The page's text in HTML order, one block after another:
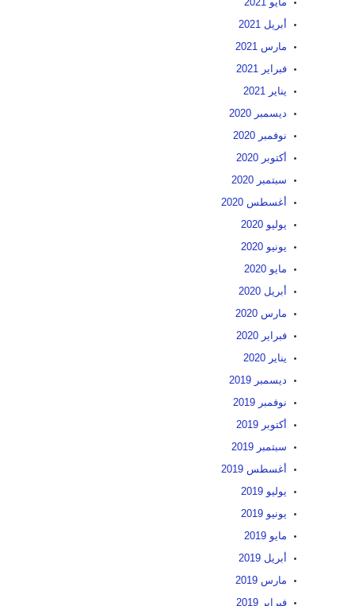
أبريل 2021
مارس 2021
فبراير 2021
يناير 2021
ديسمبر 2020
نوفمبر 2020
أكتوبر 2020
سبتمبر 2020
أغسطس 2020
يوليو 2020
يونيو 2020
مايو 2020
أبريل 2020
مارس 2020
فبراير 2020
يناير 2020
ديسمبر 2019
نوفمبر 2019
أكتوبر 2019
سبتمبر 2019
أغسطس 2019
يوليو 2019
يونيو 2019
مايو 2019
أبريل 2019
مارس 2019
فبراير 2019